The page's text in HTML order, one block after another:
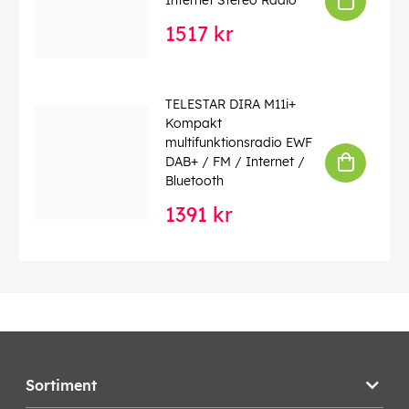
1517 kr
TELESTAR DIRA M11i+
Kompakt
multifunktionsradio EWF
DAB+ / FM / Internet /
Bluetooth
1391 kr
Sortiment